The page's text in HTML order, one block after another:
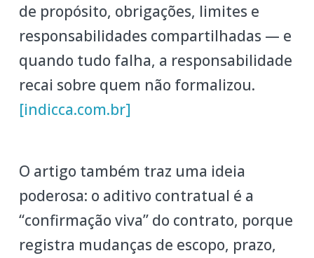
de propósito, obrigações, limites e
responsabilidades compartilhadas — e
quando tudo falha, a responsabilidade
recai sobre quem não formalizou.
[indicca.com.br]
O artigo também traz uma ideia
poderosa: o aditivo contratual é a
“confirmação viva” do contrato, porque
registra mudanças de escopo, prazo,